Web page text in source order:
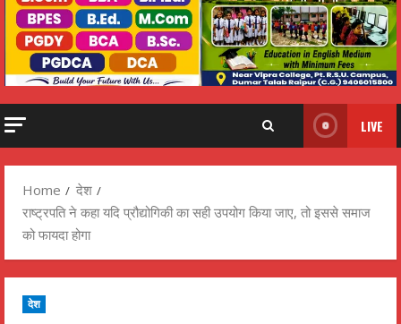
LIVE
Home
देश
राष्ट्रपति ने कहा यदि प्रौद्योगिकी का सही उपयोग किया जाए, तो इससे समाज
को फायदा होगा
देश